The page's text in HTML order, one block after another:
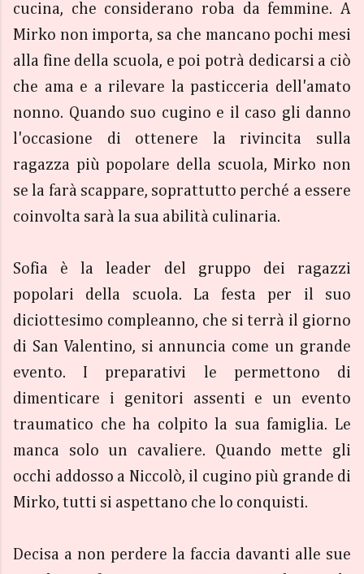
cucina, che considerano roba da femmine. A
Mirko non importa, sa che mancano pochi mesi
alla fine della scuola, e poi potrà dedicarsi a ciò
che ama e a rilevare la pasticceria dell'amato
nonno. Quando suo cugino e il caso gli danno
l'occasione di ottenere la rivincita sulla
ragazza più popolare della scuola, Mirko non
se la farà scappare, soprattutto perché a essere
coinvolta sarà la sua abilità culinaria.
Sofia è la leader del gruppo dei ragazzi
popolari della scuola. La festa per il suo
diciottesimo compleanno, che si terrà il giorno
di San Valentino, si annuncia come un grande
evento. I preparativi le permettono di
dimenticare i genitori assenti e un evento
traumatico che ha colpito la sua famiglia. Le
manca solo un cavaliere. Quando mette gli
occhi addosso a Niccolò, il cugino più grande di
Mirko, tutti si aspettano che lo conquisti.
Decisa a non perdere la faccia davanti alle sue